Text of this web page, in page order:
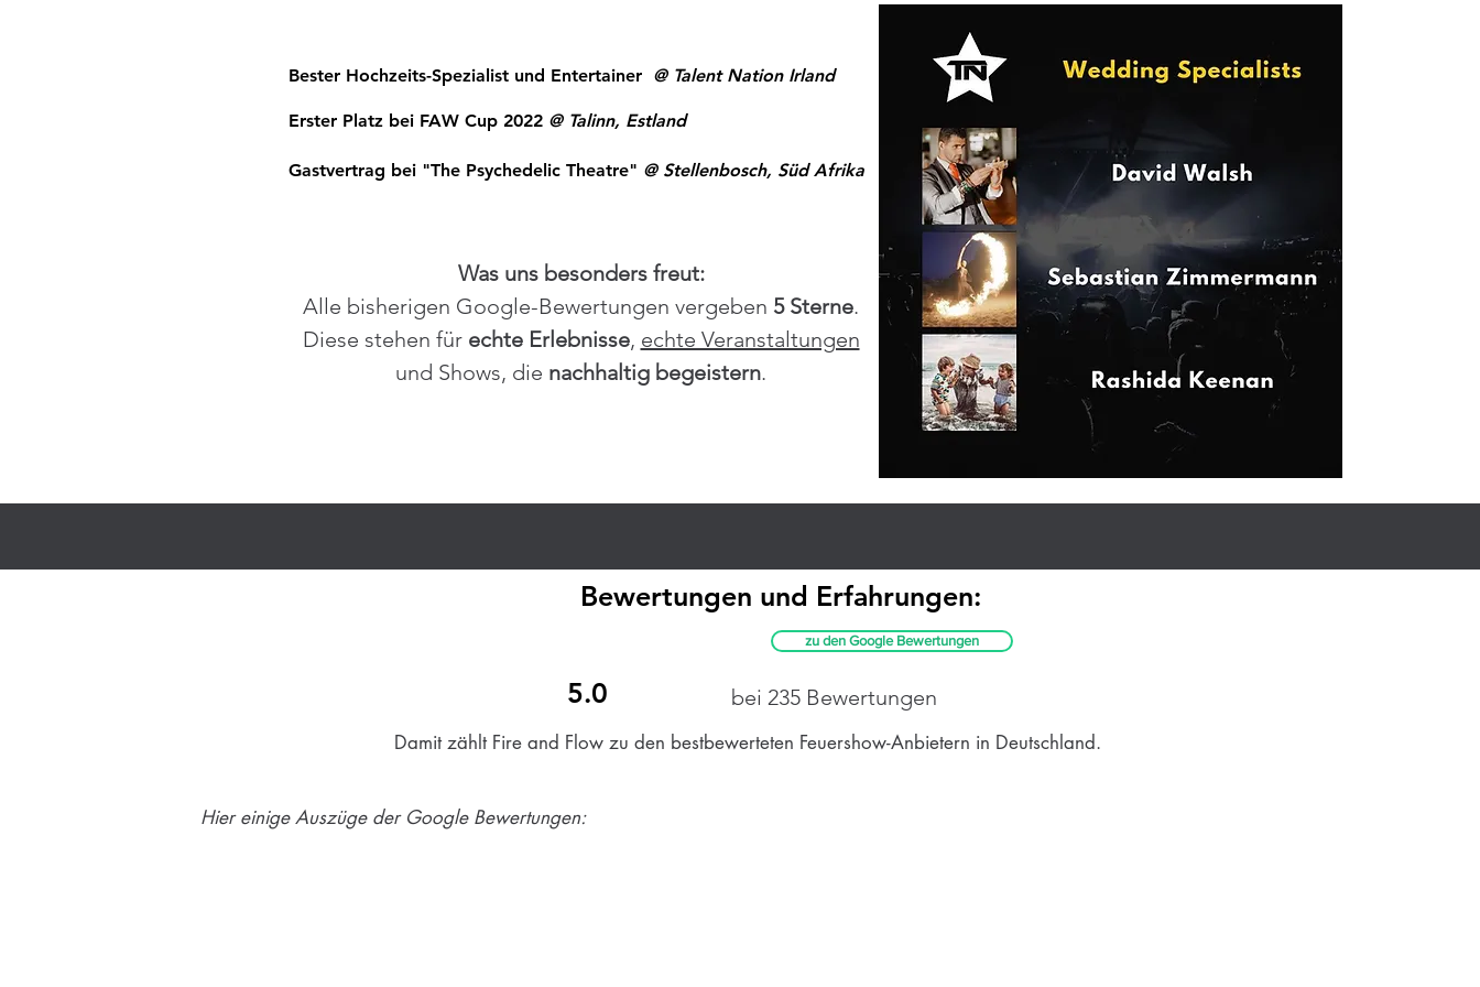
Bester Hochzeits-Spezialist und Entertainer @ Talent Nation Irland
Erster Platz bei FAW Cup 2022 @ Talinn, Estland
Gastvertrag bei "The Psychedelic Theatre" @ Stellenbosch, Süd Afrika
Was uns besonders freut:
Alle bisherigen Google-Bewertungen vergeben 5 Sterne.
Diese stehen für echte Erlebnisse, echte Veranstaltungen
und Shows, die nachhaltig begeistern.
5.0
zu den Google Bewertungen
bei 235 Bewertungen
Bewertungen und Erfahrungen:
Damit zählt Fire and Flow zu den bestbewerteten Feuershow-Anbietern in Deutschland.
Hier einige Auszüge der Google Bewertungen: